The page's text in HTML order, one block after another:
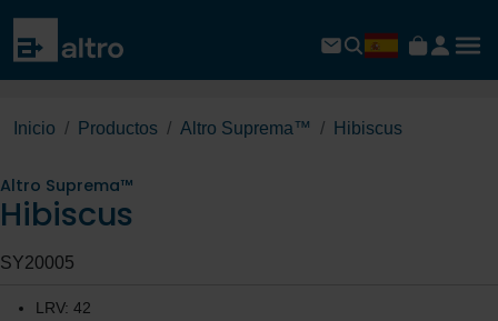
Inicio Productos Altro Suprema™ Hibiscus
Altro Suprema™
Hibiscus
SY20005
LRV: 42